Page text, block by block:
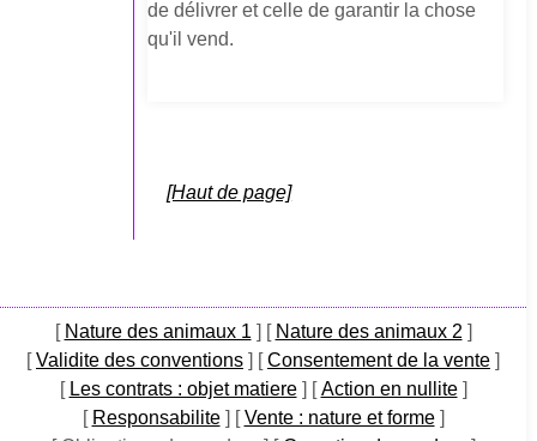
de délivrer et celle de garantir la chose
qu'il vend.
[Haut de page]
[ Nature des animaux 1 ] [ Nature des animaux 2 ]
[Validite des conventions ] [Consentement de la vente ]
[ Les contrats : objet matiere] [Action en nullite]
[ Responsabilite] [Vente : nature et forme]